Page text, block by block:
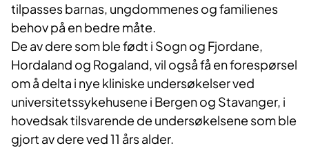
tilpasses barnas, ungdommenes og familienes
behov på en bedre måte.
De av dere som ble født i Sogn og Fjordane,
Hordaland og Rogaland, vil også få en forespørsel
om å delta i nye kliniske undersøkelser ved
universitetssykehusene i Bergen og Stavanger, i
hovedsak tilsvarende de undersøkelsene som ble
gjort av dere ved 11 års alder.